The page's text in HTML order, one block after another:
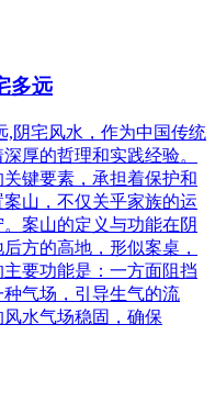
多远
,阴宅风水，作为中国传统
厚的哲理和实践经验。
键要素，承担着保护和
山，不仅关乎家族的运
案山的定义与功能在阴
方的高地，形似案桌，
要功能是：一方面阻挡
气场，引导生气的流
水气场稳固，确保